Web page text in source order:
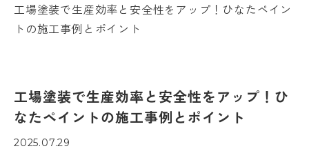
工場塗装で生産効率と安全性をアップ！ひなたペイン
トの施工事例とポイント
工場塗装で生産効率と安全性をアップ！ひ
なたペイントの施工事例とポイント
2025.07.29